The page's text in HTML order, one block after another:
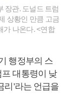
장관. 도널드 트럼
상황인 만큼 고금
가 나온다. <연합
행정부의 스
대통령이 낮
리’라는 언급을